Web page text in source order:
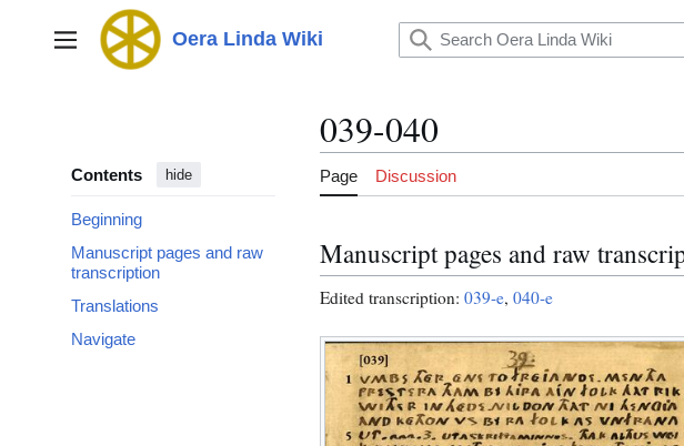
Main menu Oera Linda Wiki
Contents hide
Beginning
Manuscript pages and raw
transcription
Translations
Navigate
039-040
Page Discussion
Manuscript pages and raw
Edited transcription: 039-e, 040-e